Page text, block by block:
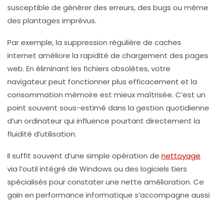
susceptible de générer des erreurs, des bugs ou même
des plantages imprévus.
Par exemple, la suppression régulière de caches
internet améliore la rapidité de chargement des pages
web. En éliminant les fichiers obsolètes, votre
navigateur peut fonctionner plus efficacement et la
consommation mémoire est mieux maîtrisée. C’est un
point souvent sous-estimé dans la gestion quotidienne
d’un ordinateur qui influence pourtant directement la
fluidité d’utilisation.
Il suffit souvent d’une simple opération de nettoyage
via l’outil intégré de Windows ou des logiciels tiers
spécialisés pour constater une nette amélioration. Ce
gain en performance informatique s’accompagne aussi